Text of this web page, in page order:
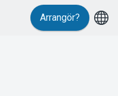
Arrangör?